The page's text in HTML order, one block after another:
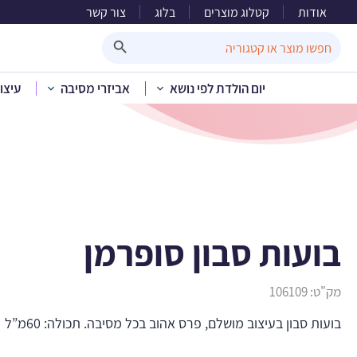
אודות קטלוג מוצרים בלוג צור קשר
for:
יום הולדת לפי נושא אביזרי מסיבה בית»
בועות סבון סופרמן
מק"ט:106109
בועות סבון בעיצוב מושלם, פרס אהוב בכל מסיבה. תכולה: 60מ”ל